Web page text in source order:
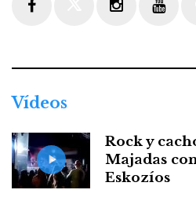
Vídeos
Rock y
Majadas
Eskozíos